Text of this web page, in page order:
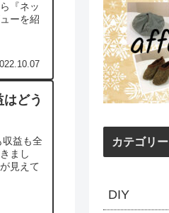
『ネッ
ーを紹
どう
収益も全
まし
見えて
カテゴリー
DIY